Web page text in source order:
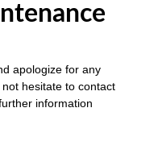
apologize for any
hesitate to contact
information